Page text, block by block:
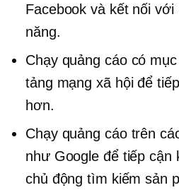
Facebook và kết nối với
năng.
Chạy quảng cáo có
tảng mạng xã hội để
hơn.
Chạy quảng cáo trên
như Google để tiếp cận
chủ động tìm kiếm sản